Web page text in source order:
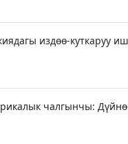
издөө-куткаруу
чалгынчы: Дүйнө